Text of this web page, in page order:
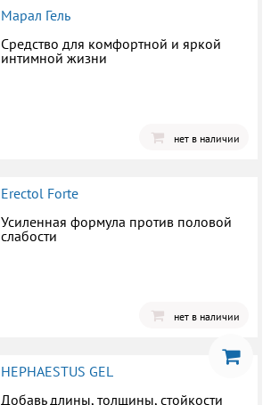
Марал Гель
Средство для комфортной и яркой
интимной жизни
нет в наличии
Erectol Forte
Усиленная формула против половой
слабости
нет в наличии
HEPHAESTUS GEL
Добавь длины, толщины, стойкости